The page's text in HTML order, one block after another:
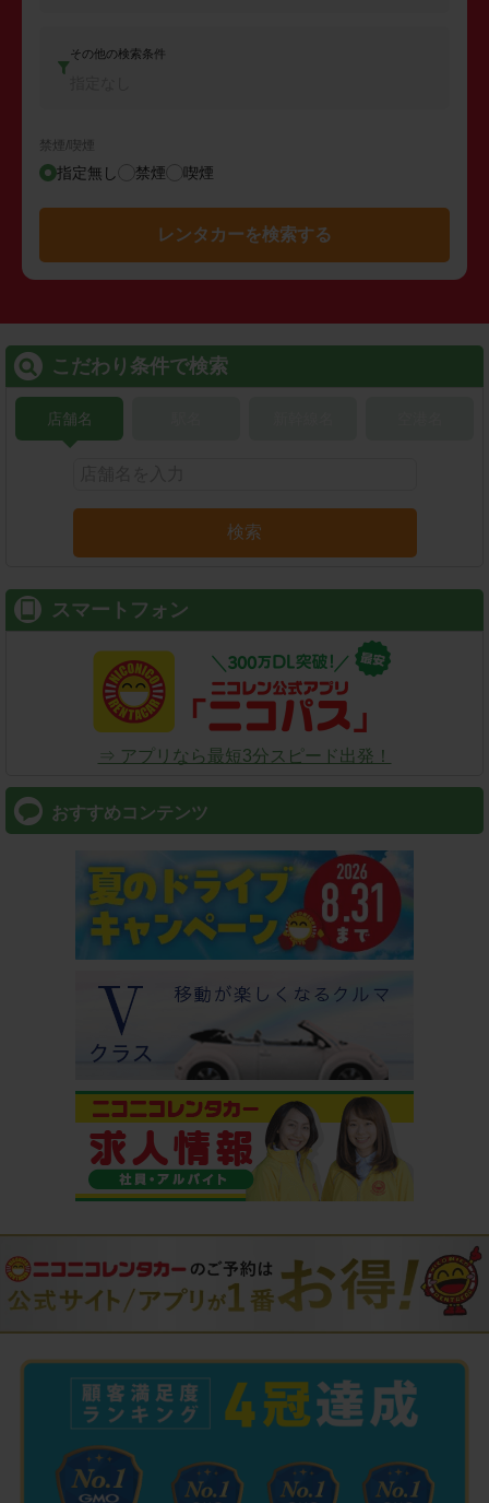
その他の検索条件
禁煙/喫煙
指定無し 禁煙 喫煙
レンタカーを検索する
こだわり条件で検索
店舗名
検索
スマートフォン
⇒ アプリなら最短3分スピード出発！
おすすめコンテンツ